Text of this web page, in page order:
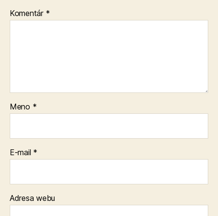
Komentár *
Meno *
E-mail *
Adresa webu